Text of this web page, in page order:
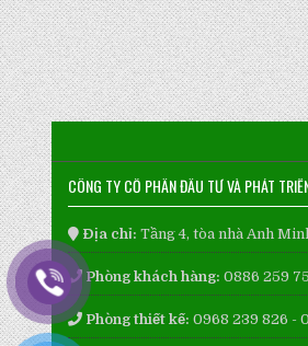
CÔNG TY CỔ PHẦN ĐẦU TƯ VÀ PHÁT
Địa chỉ: Tầng 4, tòa nhà Anh
Phòng khách hàng: 0886 259
Phòng thiết kế: 0968 239 826 -